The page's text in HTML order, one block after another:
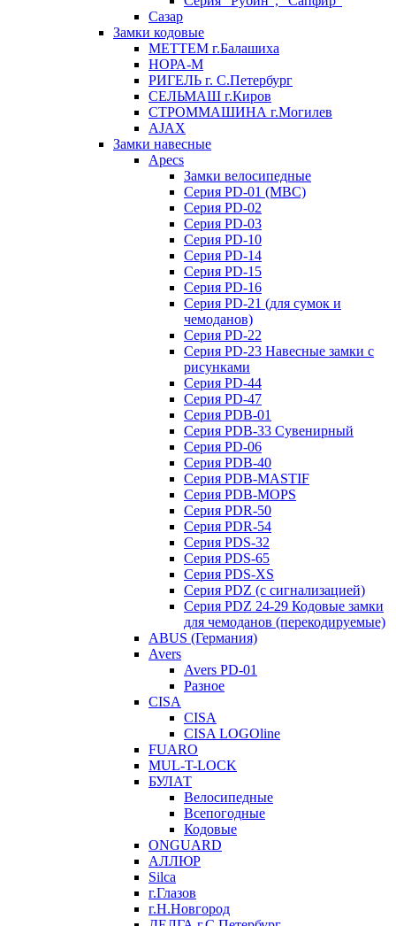
Сазар
Замки кодовые
МЕТТЕМ г.Балашиха
НОРА-М
РИГЕЛЬ г. С.Петербург
СЕЛЬМАШ г.Киров
СТРОММАШИНА г.Могилев
AJAX
Замки навесные
Apecs
Замки велосипедные
Серия PD-01 (МВС)
Серия PD-02
Серия PD-03
Серия PD-10
Серия PD-14
Серия PD-15
Серия PD-16
Серия PD-21 (для сумок и
чемоданов)
Серия PD-22
Серия PD-23 Навесные замки с
рисунками
Серия PD-44
Серия PD-47
Серия PDB-01
Серия PDB-33 Сувенирный
Серия PD-06
Серия PDB-40
Серия PDB-MASTIF
Серия PDB-MOPS
Серия PDR-50
Серия PDR-54
Серия PDS-32
Серия PDS-65
Серия PDS-XS
Серия PDZ (с сигнализацией)
Серия PDZ 24-29 Кодовые замки
для чемоданов (перекодируемые)
ABUS (Германия)
Avers
Avers PD-01
Разное
CISA
CISA
CISA LOGOline
FUARO
MUL-T-LOCK
БУЛАТ
Велосипедные
Всепогодные
Кодовые
ONGUARD
АЛЛЮР
Silca
г.Глазов
г.Н.Новгород